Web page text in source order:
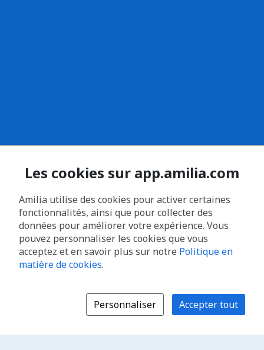
Les cookies sur app.amilia.com
Amilia utilise des cookies pour activer certaines
fonctionnalités, ainsi que pour collecter des
données pour améliorer votre expérience. Vous
pouvez personnaliser les cookies que vous
acceptez et en savoir plus sur notre Politique en
matière de cookies.
Personnaliser Accepter tout